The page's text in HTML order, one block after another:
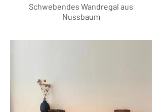
Schwebendes Wandregal aus
Nussbaum